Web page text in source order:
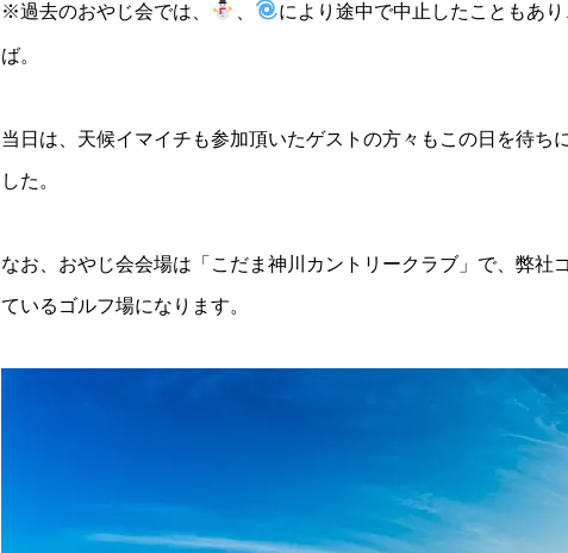
※過去のおやじ会では、 により途中で中止したこともあ
ば。
当日は、天候イマイチも参加頂いたゲストの方々もこの日を待ち
した。
なお、おやじ会会場は「こだま神川カントリークラブ」で、弊社
ているゴルフ場になります。